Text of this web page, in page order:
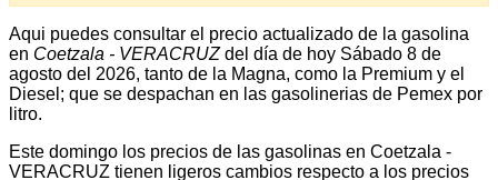
Aqui puedes consultar el precio actualizado de la gasolina
en Coetzala - VERACRUZdel día de hoy Sábado 8 de
agosto del 2026, tanto de la Magna, como la Premium y el
Diesel; que se despachan en las gasolinerias de Pemex por
litro.
Este domingo los precios de las gasolinas en Coetzala -
VERACRUZ tienen ligeros cambios respecto a los precios